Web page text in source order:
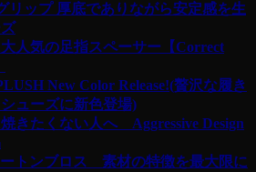
リップ 厚底でありながら安定感を生
人気の足指スペーサー【Correct
New Color Release!(贅沢な履き
ューズに新色登場)
きたくない人へ Aggressive Design
ートンブロス 素材の特徴を最大限に